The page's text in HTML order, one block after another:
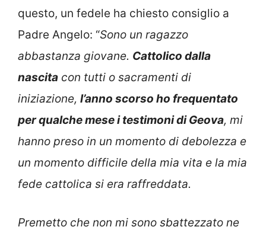
questo, un fedele ha chiesto consiglio a
Padre Angelo: “Sono un ragazzo
abbastanza giovane. Cattolico dalla
nascita con tutti o sacramenti di
iniziazione, l’anno scorso ho frequentato
per qualche mese i testimoni di Geova, mi
hanno preso in un momento di debolezza e
un momento difficile della mia vita e la mia
fede cattolica si era raffreddata.
Premetto che non mi sono sbattezzato ne